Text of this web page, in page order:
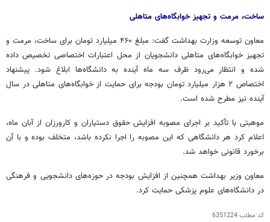
ساخت، مرمت و تجهیز خوابگاه‌های متاهلی
معاون توسعه وزارت بهداشت گفت: مبلغ ۴۶۰ میلیارد تومان برای ساخت، مرمت و
تجهیز خوابگاه‌های متاهلیدانشجویان از محل اعتبارات اختصاصی تخصیص داده
شده و انتظار می‌رود ظرف سه ماه آینده به دانشگاه‌ها ابلاغ شود. پیشنهاد
اختصاص ۲ هزار میلیارد تومان بودجه برای حمایت از خوابگاه‌های
متاهلیدر سال
آینده نیز مطرح شده است.
موهبتی با تأکید بر اجرای مصوبه افزایش حقوق دستیاران و کارورزان از آبان ماه،
اعلام کرد هر دانشگاهی که این مصوبه را اجرا نکرده باشد، متخلف بوده و با آن
برخورد قانونی خواهد شد.
معاون وزیر بهداشت همچنین از افزایش بودجه در حوزه‌های دانشجویی و فرهنگی
در دانشگاه‌های علوم پزشکی حمایت کرد.
کد مطلب6351224